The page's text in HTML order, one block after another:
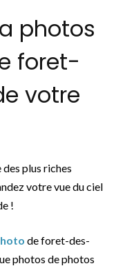
photos
foret-
votre
des plus riches
votre vue du ciel
!
de foret-des-
photos de photos